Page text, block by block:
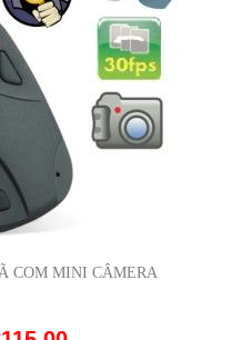
COM MINI CÂMERA